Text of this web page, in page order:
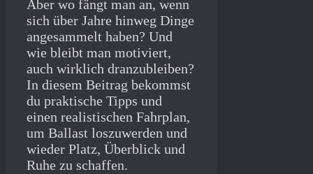
Aber wo fängt man an, wenn
sich über Jahre hinweg Dinge
angesammelt haben? Und
wie bleibt man motiviert,
auch wirklich dranzubleiben?
In diesem Beitrag bekommst
du praktische Tipps und
einen realistischen Fahrplan,
um Ballast loszuwerden und
wieder Platz, Überblick und
Ruhe zu schaffen.